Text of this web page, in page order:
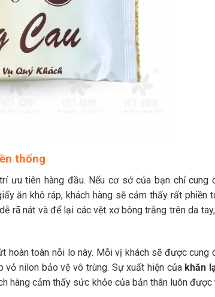
thống
ưu tiên hàng đầu. Nếu cơ sở của bạn chỉ cung
ăn khô ráp, khách hàng sẽ cảm thấy rất phiền
rã nát và để lại các vệt xơ bông trắng trên da
hoàn toàn nỗi lo này. Mỗi vị khách sẽ được cung
nilon bảo vệ vô trùng. Sự xuất hiện của khăn
hàng cảm thấy sức khỏe của bản thân luôn được